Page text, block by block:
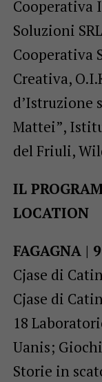
Cooperativa
Soluzioni
Cooperativa
Creativa,
d’Istruzione
Mattei”,
del Friuli,
IL
LOCATION
FAGAGNA |
Cjase di
Cjase di
18
Uanis;
Storie in